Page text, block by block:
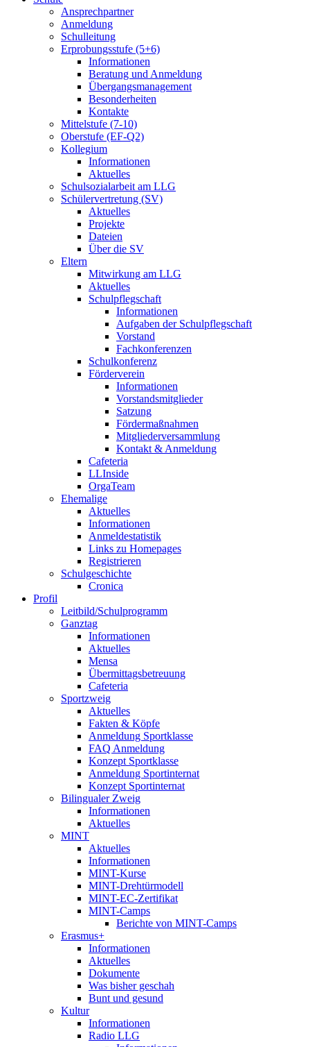
Ansprechpartner
Anmeldung
Schulleitung
Erprobungsstufe (5+6)
Informationen
Beratung und Anmeldung
Übergangsmanagement
Besonderheiten
Kontakte
Mittelstufe (7-10)
Oberstufe (EF-Q2)
Kollegium
Informationen
Aktuelles
Schulsozialarbeit am LLG
Schülervertretung (SV)
Aktuelles
Projekte
Dateien
Über die SV
Eltern
Mitwirkung am LLG
Aktuelles
Schulpflegschaft
Informationen
Aufgaben der Schulpflegschaft
Vorstand
Fachkonferenzen
Schulkonferenz
Förderverein
Informationen
Vorstandsmitglieder
Satzung
Fördermaßnahmen
Mitgliederversammlung
Kontakt & Anmeldung
Cafeteria
LLInside
OrgaTeam
Ehemalige
Aktuelles
Informationen
Anmeldestatistik
Links zu Homepages
Registrieren
Schulgeschichte
Cronica
Profil
Leitbild/Schulprogramm
Ganztag
Informationen
Aktuelles
Mensa
Übermittagsbetreuung
Cafeteria
Sportzweig
Aktuelles
Fakten & Köpfe
Anmeldung Sportklasse
FAQ Anmeldung
Konzept Sportklasse
Anmeldung Sportinternat
Konzept Sportinternat
Bilingualer Zweig
Informationen
Aktuelles
MINT
Aktuelles
Informationen
MINT-Kurse
MINT-Drehtürmodell
MINT-EC-Zertifikat
MINT-Camps
Berichte von MINT-Camps
Erasmus+
Informationen
Aktuelles
Dokumente
Was bisher geschah
Bunt und gesund
Kultur
Informationen
Radio LLG